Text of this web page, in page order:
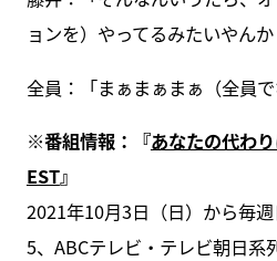
ョンを）やってるみたいやんか
全員：「まぁまぁまぁ（全員で
※番組情報：『あなたの代わ
EST』
2021年10月3日（日）から毎
5、ABCテレビ・テレビ朝日系